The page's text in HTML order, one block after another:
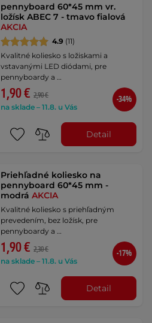
pennyboard 60*45 mm vr.
ložísk ABEC 7 - tmavo fialová
AKCIA
4.9 (11)
Kvalitné koliesko s ložiskami a
vstavanými LED diódami, pre
pennyboardy a …
1,90 € 2,90 €
na sklade – 11.8. u Vás
-34%
Detail
Priehľadné koliesko na
pennyboard 60*45 mm -
modráAKCIA
Kvalitné koliesko s priehľadným
prevedením, bez ložísk, pre
pennyboardy a …
1,90 € 2,30 €
na sklade – 11.8. u Vás
-17%
Detail